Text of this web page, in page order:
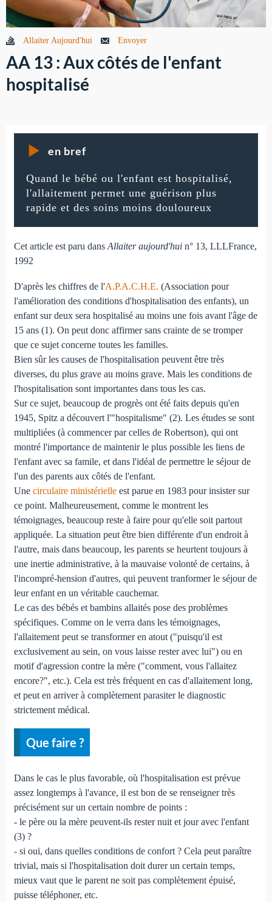
Allaiter Aujourd'hui Envoyer
AA 13 : Aux côtés de l'enfant
hospitalisé
en bref
Quand le bébé ou l'enfant est hospitalisé,
l'allaitement permet une guérison plus
rapide et des soins moins douloureux
Cet article est paru dans Allaiter aujourd'huin° 13, LLLFrance,
1992
D'après les chiffres de l'A.P.A.C.H.E. (Association pour
l'amélioration des conditions d'hospitalisation des enfants), un
enfant sur deux sera hospitalisé au moins une fois avant l'âge de
15 ans (1). On peut donc affirmer sans crainte de se tromper
que ce sujet concerne toutes les familles.
Bien sûr les causes de l'hospitalisation peuvent être très
diverses, du plus grave au moins grave. Mais les conditions de
l'hospitalisation sont importantes dans tous les cas.
Sur ce sujet, beaucoup de progrès ont été faits depuis qu'en
1945, Spitz a découvert l'"hospitalisme" (2). Les études se sont
multipliées (à commencer par celles de Robertson), qui ont
montré l'importance de maintenir le plus possible les liens de
l'enfant avec sa famile, et dans l'idéal de permettre le séjour de
l'un des parents aux côtés de l'enfant.
Une circulaire ministérielleest parue en 1983 pour insister sur
ce point. Malheureusement, comme le montrent les
témoignages, beaucoup reste à faire pour qu'elle soit partout
appliquée. La situation peut être bien différente d'un endroit à
l'autre, mais dans beaucoup, les parents se heurtent toujours à
une inertie administrative, à la mauvaise volonté de certains, à
l'incompré-hension d'autres, qui peuvent tranformer le séjour de
leur enfant en un véritable cauchemar.
Le cas des bébés et bambins allaités pose des problèmes
spécifiques. Comme on le verra dans les témoignages,
l'allaitement peut se transformer en atout ("puisqu'il est
exclusivement au sein, on vous laisse rester avec lui") ou en
motif d'agression contre la mère ("comment, vous l'allaitez
encore?", etc.). Cela est très fréquent en cas d'allaitement long,
et peut en arriver à complètement parasiter le diagnostic
strictement médical.
Que faire ?
Dans le cas le plus favorable, où l'hospitalisation est prévue
assez longtemps à l'avance, il est bon de se renseigner très
précisément sur un certain nombre de points :
- le père ou la mère peuvent-ils rester nuit et jour avec l'enfant
(3) ?
- si oui, dans quelles conditions de confort ? Cela peut paraître
trivial, mais si l'hospitalisation doit durer un certain temps,
mieux vaut que le parent ne soit pas complètement épuisé,
puisse téléphoner, etc.